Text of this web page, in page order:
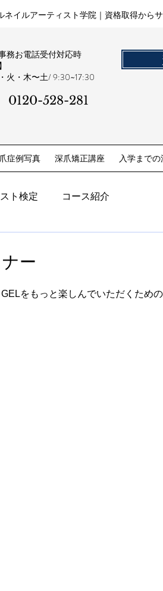
ネイルアーティスト学院｜資格取得から
事務お電話受付対応時
火・木〜土/ 9:30~17:30
0120-528-281​
症例写真 深爪矯正講座 入学まで
ト検定 コース紹介
ー
をもっと楽しんでいただくため